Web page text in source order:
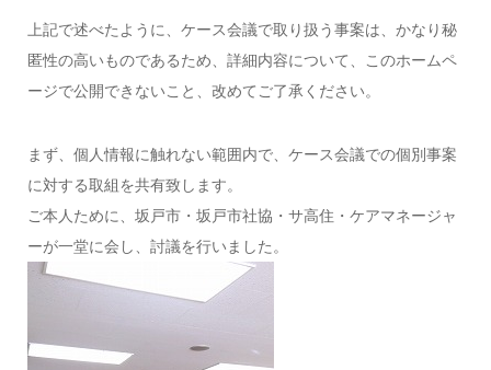
上記で述べたように、ケース会議で取り扱う事案は、かなり秘
匿性の高いものであるため、詳細内容について、このホームペ
ージで公開できないこと、改めてご了承ください。
まず、個人情報に触れない範囲内で、ケース会議での個別事案
に対する取組を共有致します。
ご本人ために、坂戸市・坂戸市社協・サ高住・ケアマネージャ
ーが一堂に会し、討議を行いました。